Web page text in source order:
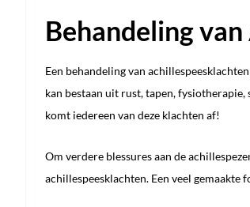
Behandeling
Een behandeling van
kan bestaan uit rust, tapen,
komt iedereen van deze klachten af!
Om verdere blessures aan de
achillespeesklachten. Een veel gemaakte